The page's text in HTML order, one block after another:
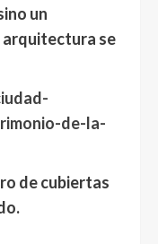
un
arquitectura se
de-la-
de cubiertas